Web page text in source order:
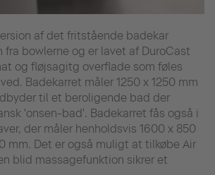
af det fritstående badekar
fra bowlerne og er lavet af DuroCast
og fløjsagitg overflade som føles
Badekarret måler 1250 x 1250 mm
til et beroligende bad der
'onsen-bad'. Badekarret fås også i
der måler henholdsvis 1600 x 850
mm. Det er også muligt at tilkøbe Air
blid massagefunktion sikrer et